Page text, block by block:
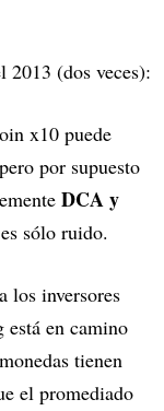
2013 (dos veces):
x10 puede
por supuesto
DCA y
sólo ruido.
los inversores
está en camino
tienen
el promediado